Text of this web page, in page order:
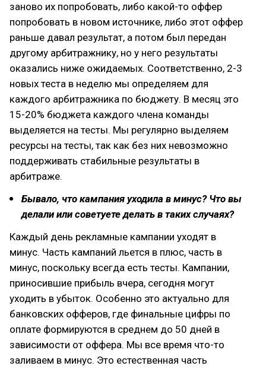
заново их попробовать, либо какой-то оффер
попробовать в новом источнике, либо этот оффер
раньше давал результат, а потом был передан
другому арбитражнику, но у него результаты
оказались ниже ожидаемых. Соответственно, 2-3
новых теста в неделю мы определяем для
каждого арбитражника по бюджету. В месяц это
15-20% бюджета каждого члена команды
выделяется на тесты. Мы регулярно выделяем
ресурсы на тесты, так как без них невозможно
поддерживать стабильные результаты в
арбитраже.
Бывало, что кампания уходила в минус? Что вы
делали или советуете делать в таких случаях?
Каждый день рекламные кампании уходят в
минус. Часть кампаний льется в плюс, часть в
минус, поскольку всегда есть тесты. Кампании,
приносившие прибыль вчера, сегодня могут
уходить в убыток. Особенно это актуально для
банковских офферов, где финальные цифры по
оплате формируются в среднем до 50 дней в
зависимости от оффера. Мы все время что-то
заливаем в минус. Это естественная часть